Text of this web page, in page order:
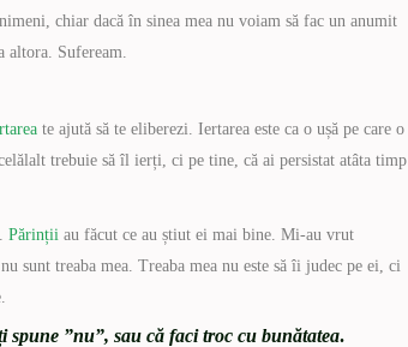
chiar dacă în sinea mea nu voiam să fac un anumit
altora. Sufeream.
te ajută să te eliberezi. Iertarea este ca o ușă pe care o
trebuie să îl ierți, ci pe tine, că ai persistat atâta timp
Părinții au făcut ce au știut ei mai bine. Mi-au vrut
sunt treaba mea. Treaba mea nu este să îi judec pe ei, ci
”nu”, sau că faci troc cu bunătatea.